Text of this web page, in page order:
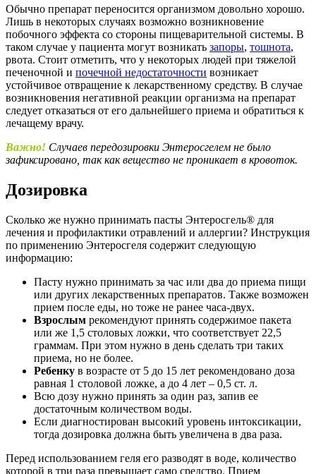
Обычно препарат переносится организмом довольно хорошо.
Лишь в некоторых случаях возможно возникновение
побочного эффекта со стороны пищеварительной системы. В
таком случае у пациента могут возникать запоры, тошнота,
рвота. Стоит отметить, что у некоторых людей при тяжелой
печеночной и почечной недостаточности возникает
устойчивое отвращение к лекарственному средству. В случае
возникновения негативной реакции организма на препарат
следует отказаться от его дальнейшего приема и обратиться к
лечащему врачу.
Важно! Случаев передозировки Энтеросгелем не было
зафиксировано, так как вещество не проникает в кровоток.
Дозировка
Сколько же нужно принимать пасты Энтеросгель® для
лечения и профилактики отравлений и аллергии? Инструкция
по применению Энтеросгеля содержит следующую
информацию:
Пасту нужно принимать за час или два до приема пищи
или других лекарственных препаратов. Также возможен
прием после еды, но тоже не ранее часа-двух.
Взрослым рекомендуют принять содержимое пакета
или же 1,5 столовых ложки, что соответствует 22,5
граммам. При этом нужно в день сделать три таких
приема, но не более.
Ребенку в возрасте от 5 до 15 лет рекомендовано доза
равная 1 столовой ложке, а до 4 лет – 0,5 ст. л.
Всю дозу нужно принять за один раз, запив ее
достаточным количеством воды.
Если диагностирован высокий уровень интоксикации,
тогда дозировка должна быть увеличена в два раза.
Перед использованием геля его разводят в воде, количество
которой в три раза превышает само средство. Прием